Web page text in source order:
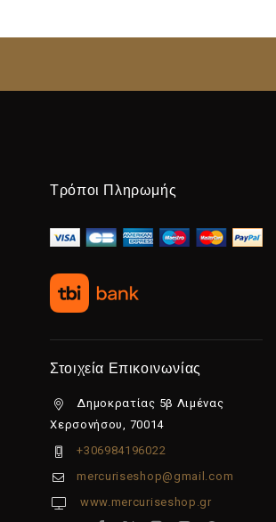
Τρόποι Πληρωμής
Στοιχεία Επικοινωνίας
Δημοκρατίας 5β Λιμένας
Χερσονήσου, 70014
+306984196022
mercuriseshop@gmail.com
www.mercuriseshop.gr